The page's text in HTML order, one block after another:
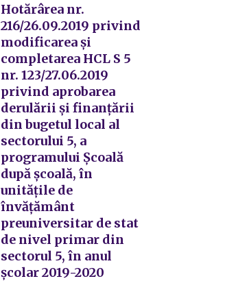
Hotărârea nr.
216/26.09.2019 privind
modificarea și
completarea HCL S 5
nr. 123/27.06.2019
privind aprobarea
derulării și finanțării
din bugetul local al
sectorului 5, a
programului Școală
după școală, în
unitățile de
învățământ
preuniversitar de stat
de nivel primar din
sectorul 5, în anul
școlar 2019-2020